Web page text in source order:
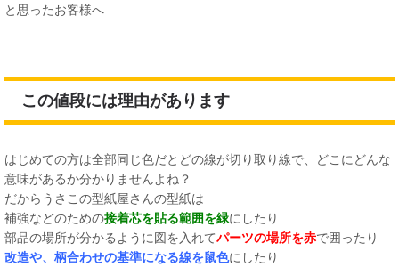
と思ったお客様へ
この値段には理由があります
はじめての方は全部同じ色だとどの線が切り取り線で、どこにどんな
意味があるか分かりませんよね？
だからうさこの型紙屋さんの型紙は
補強などのための接着芯を貼る範囲を緑にしたり
部品の場所が分かるように図を入れてパーツの場所を赤で囲ったり
改造や、柄合わせの基準になる線を鼠色にしたり